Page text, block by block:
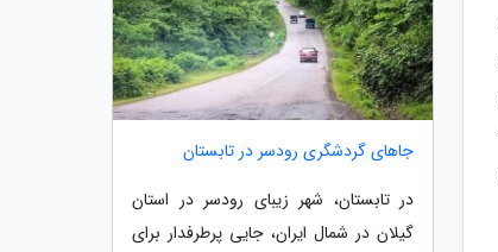
جاهای گردشگری رودسر در تابستان
در تابستان، شهر زیبای رودسر در استان
گیلان در شمال ایران، جایی پرطرفدار برای